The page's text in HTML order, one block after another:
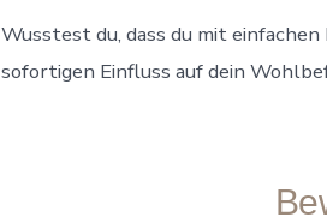
Wusstest du, dass du mit
sofortigen Einfluss auf dein